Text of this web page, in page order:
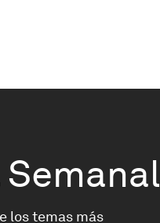
Semanal
los temas más